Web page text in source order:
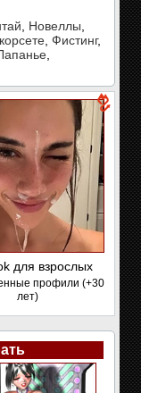
Новеллы
Фистинг,
для взрослых
профили (+30
лет)